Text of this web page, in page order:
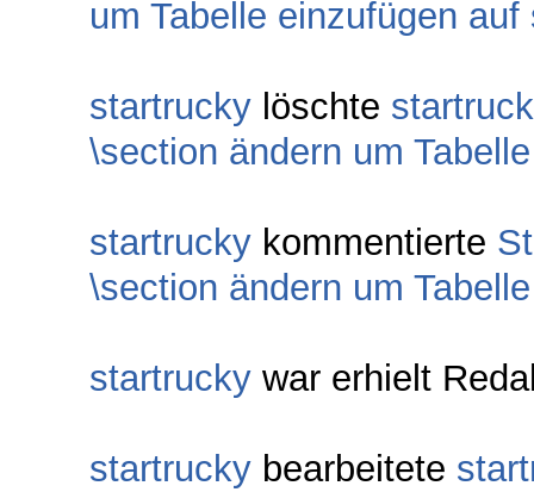
um Tabelle einzufügen
startrucky löschte
\section ändern um
startrucky kommentierte
\section ändern um
startrucky war erhielt
startrucky bearbeitete